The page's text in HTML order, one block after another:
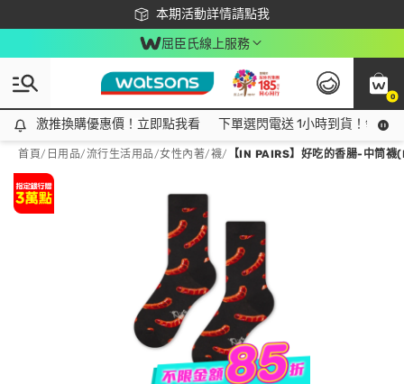
本期活動詳情請點我
下載app最高回饋$350
屈臣氏線上服務
0
激推換購優惠價！立即點我看
激推換購優惠價！立即點我看 下單選閃電送 1小時到貨！領神
首頁/ 日用品/流行生活用品/女性內著/襪/ 【IN PAIRS】好吃的香腸-中筒襪